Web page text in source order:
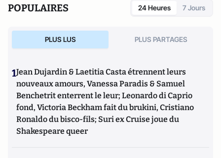
POPULAIRES 24 Heures 7 Jours
PLUS LUS PLUS PARTAGES
1Jean Dujardin & Laetitia Casta étrennent leurs
nouveaux amours, Vanessa Paradis & Samuel
Benchetrit enterrent le leur; Leonardo di Caprio
fond, Victoria Beckham fait du brukini, Cristiano
Ronaldo du bisco-fils; Suri ex Cruise joue du
Shakespeare queer